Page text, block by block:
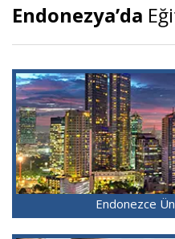
Endonezya’da
Endonezce